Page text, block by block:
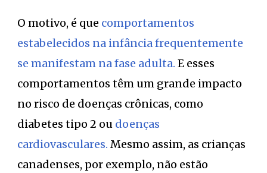
O motivo, é que comportamentos
estabelecidos na infância frequentemente
se manifestam na fase adulta. E esses
comportamentos têm um grande impacto
no risco de doenças crônicas, como
diabetes tipo 2 ou doenças
cardiovasculares. Mesmo assim, as crianças
canadenses, por exemplo, não estão